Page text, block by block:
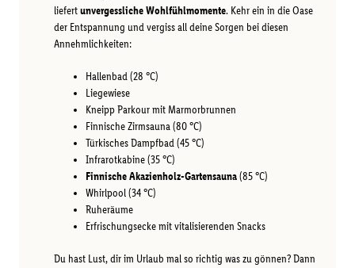
liefertunvergessliche Wohlfühlmomente. Kehr ein in die Oase
der Entspannung und vergiss all deine Sorgen bei diesen
Annehmlichkeiten:
Hallenbad (28 °C)
Liegewiese
Kneipp Parkour mit Marmorbrunnen
Finnische Zirmsauna (80 °C)
Türkisches Dampfbad (45 °C)
Infrarotkabine (35 °C)
Finnische Akazienholz-Gartensauna(85 °C)
Whirlpool (34 °C)
Ruheräume
Erfrischungsecke mit vitalisierenden Snacks
Du hast Lust, dir im Urlaub mal so richtig was zu gönnen? Dann